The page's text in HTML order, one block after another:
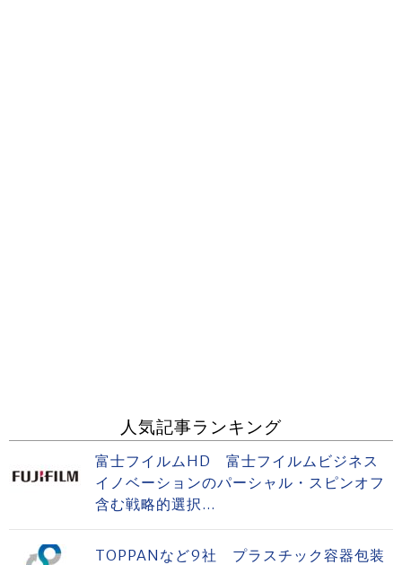
人気記事ランキング
富士フイルムHD 富士フイルムビジネス
イノベーションのパーシャル・スピンオフ
含む戦略的選択...
TOPPANなど9社 プラスチック容器包装